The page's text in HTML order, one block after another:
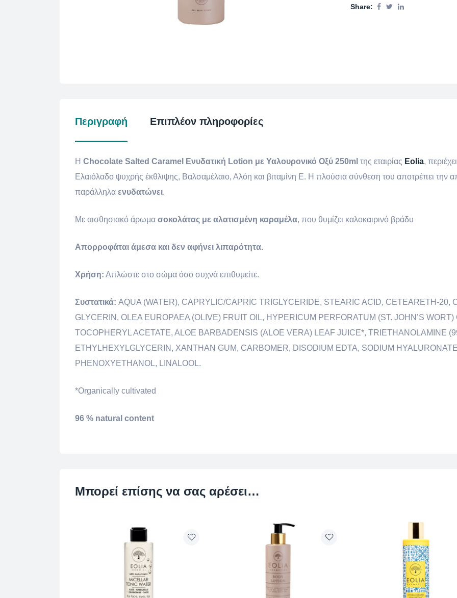
Share:
Περιγραφή Επιπλέον πληροφορίες
H Chocolate Salted Caramel Ενυδατική Lotion με Υαλουρονικό Οξύ 250ml της εταιρίας Eolia,
Ελαιόλαδο ψυχρής έκθλιψης, Βαλσαμέλαιο, Αλόη και βιταμίνη Ε. Η πλούσια σύνθεση του αποτρέπει την
παράλληλα ενυδατώνει.
Με αισθησιακό άρωμα σοκολάτας με αλατισμένη καραμέλα, που θυμίζει καλοκαιρινό βράδυ
Απορροφάται άμεσα και δεν αφήνει λιπαρότητα.
Χρήση: Απλώστε στο σώμα όσο συχνά επιθυμείτε.
Συστατικά: AQUA (WATER), CAPRYLIC/CAPRIC TRIGLYCERIDE, STEARIC ACID, CETEARETH-20,
GLYCERIN, OLEA EUROPAEA (OLIVE) FRUIT OIL, HYPERICUM PERFORATUM (ST. JOHN’S WORT)
TOCOPHERYL ACETATE, ALOE BARBADENSIS (ALOE VERA) LEAF JUICE*, TRIETHANOLAMINE
ETHYLHEXYLGLYCERIN, XANTHAN GUM, CARBOMER, DISODIUM EDTA, SODIUM
PHENOXYETHANOL, LINALOOL.
*Organically cultivated
96 % natural content
Μπορεί επίσης να σας αρέσει…